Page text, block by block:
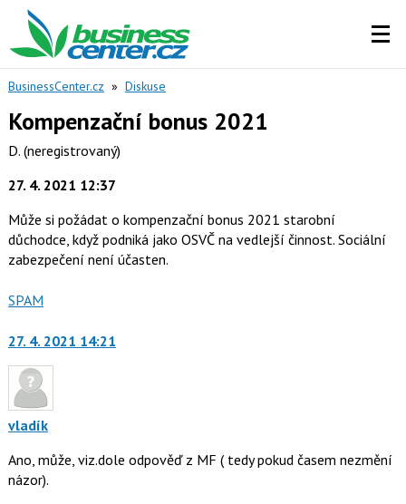
BusinessCenter.cz » Diskuse
Kompenzační bonus 2021
D. (neregistrovaný)
27. 4. 2021 12:37
Může si požádat o kompenzační bonus 2021 starobní
důchodce, když podniká jako OSVČ na vedlejší činnost. Sociální
zabezpečení není účasten.
Nahlásit
jako
SPAM
27. 4. 2021 14:21
vladík
Ano, může, viz.dole odpověď z MF ( tedy pokud časem nezmění
názor).